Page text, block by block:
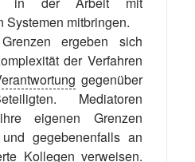
Systemen mitbringen.
ergeben sich
der Verfahren
gegenüber
Mediatoren
eigenen Grenzen
gegebenenfalls an
Kollegen verweisen.